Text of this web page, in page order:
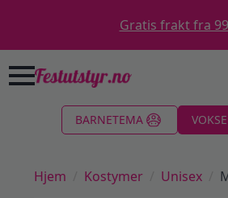
Gratis frakt fra
BARNETEMA
Hjem Kostymer Unisex